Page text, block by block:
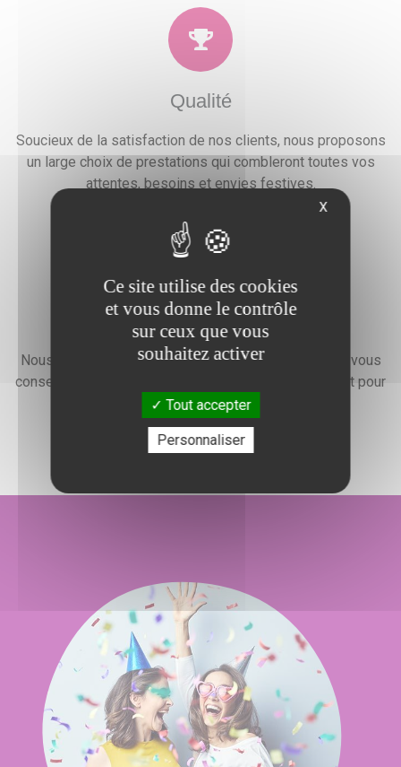
Qualité
Soucieux de la satisfaction de nos clients, nous proposons
un large choix de prestations qui combleront toutes vos
attentes, besoins et envies festives.
Devis gratuit
Nous faisons preuve d'une grande disponibilité pour vous
conseiller, vous renseigner et élaborer un devis gratuit pour
l'organisation de votre événement.
X
Ce site utilise des cookies
et vous donne le contrôle
sur ceux que vous
souhaitez activer
Tout accepter
Personnaliser